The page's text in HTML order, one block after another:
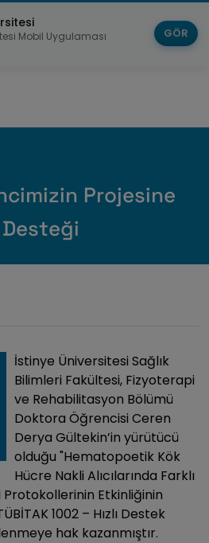
Projesine
Desteği
İstinye Üniversitesi Sağlık
Bilimleri Fakültesi, Fizyoterapi
ve Rehabilitasyon Bölümü
Doktora Öğrencisi Ceren
Derya Gültekin’in yürütücü
olduğu "Hematopoetik Kök
Hücre Nakli Alıcılarında Farklı
Etkinliğinin
1002 – Hızlı Destek
hak kazanmıştır.
Mobil Uygulaması
GÖR